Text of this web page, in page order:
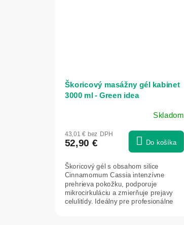
Škoricový masážny gél kabinet
3000 ml - Green idea
Skladom
43,01 € bez DPH
52,90 € Do košíka
Škoricový gél s obsahom silice
Cinnamomum Cassia intenzívne
prehrieva pokožku, podporuje
mikrocirkuláciu a zmierňuje prejavy
celulitídy. Ideálny pre profesionálne